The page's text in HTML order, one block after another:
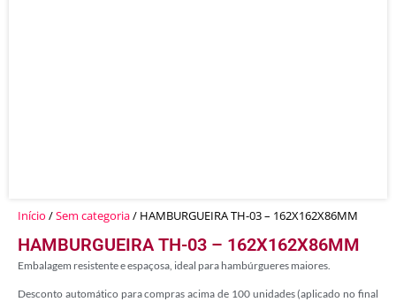
Início /Sem categoria/ HAMBURGUEIRA TH-03 – 162X162X86MM
HAMBURGUEIRA TH-03 – 162X162X86MM
Embalagem resistente e espaçosa, ideal para hambúrgueres maiores.
Desconto automático para compras acima de 100 unidades (aplicado no final